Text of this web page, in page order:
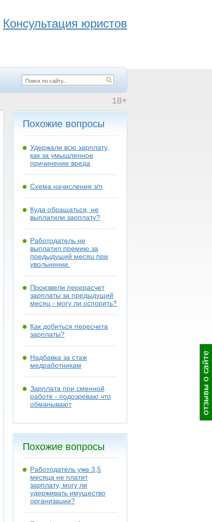
Консультация юристов
18+
Похожие вопросы
Удержали всю зарплату,
как за умышленное
причинение вреда
Схема начисления з/п
Куда обращаться, не
выплатили зарплату?
Работодатель не
выплатил премию за
предыдущий месяц при
увольнении.
Произвели перерасчет
зарплаты за предыдущий
месяц - могу ли оспорить?
Как добиться пересчета
зарплаты?
Надбавка за стаж
медработникам
Зарплата при сменной
работе - подозреваю что
обманывают
Похожие вопросы
Работодатель уже 3,5
месяца не платит
зарплату, могу ли
удерживать имущество
организации?